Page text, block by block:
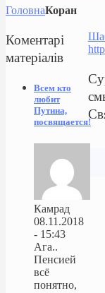
ГоловнаКоран
Коментарі
матеріалів
Всем кто
любит
Путина,
посвящается!
Камрад
08.11.2018
- 15:43
Ага..
Пенсией
всё
понятно,